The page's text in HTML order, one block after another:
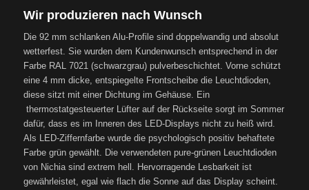
Wir produzieren nach Wunsch
Die 92 mm schlanken Alu-Profile sind doppelwandig und absolut
wetterfest. Sie wurden dem Kundenwunsch entsprechend in der
Farbe RAL 7021 (schwarzgrau) pulverbeschichtet. Vorne schützt
eine 4 mm dicke, entspiegelte Frontscheibe die Leuchtdioden,
diese sitzt mit einer Dichtung im Gehäuse. Ein
thermostatgesteuerter Lüfter auf der Rückseite sorgt im Sommer
dafür, dass es im Inneren des LED-Displays nicht zu heiß wird.
Als LED-Ziffernfarbe wurde die psychologisch positiv behaftete
Farbe grün gewählt. Die verwendeten pure-grünen Leuchtdioden
von Nichia sind extrem hell. Hervorragende Lesbarkeit ist
gewährleistet, egal wie flach die Sonne auf das Display scheint.